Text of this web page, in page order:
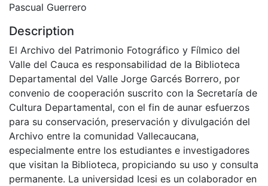
Pascual Guerrero
Description
El Archivo del Patrimonio Fotográfico y Fílmico del
Valle del Cauca es responsabilidad de la Biblioteca
Departamental del Valle Jorge Garcés Borrero, por
convenio de cooperación suscrito con la Secretaría de
Cultura Departamental, con el fin de aunar esfuerzos
para su conservación, preservación y divulgación del
Archivo entre la comunidad Vallecaucana,
especialmente entre los estudiantes e investigadores
que visitan la Biblioteca, propiciando su uso y consulta
permanente. La universidad Icesi es un colaborador en